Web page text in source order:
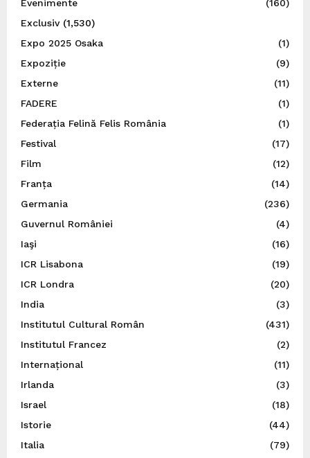
Evenimente
(160)
Exclusiv(1,530)
Expo 2025 Osaka
(1)
Expoziție
(9)
Externe
(11)
FADERE
(1)
Federația Felină Felis România
(1)
Festival
(17)
Film
(12)
Franța
(14)
Germania
(236)
Guvernul României
(4)
Iaşi
(16)
ICR Lisabona
(19)
ICR Londra
(20)
India
(3)
Institutul Cultural Român
(431)
Institutul Francez
(2)
Internațional
(11)
Irlanda
(3)
Israel
(18)
Istorie
(44)
Italia
(79)